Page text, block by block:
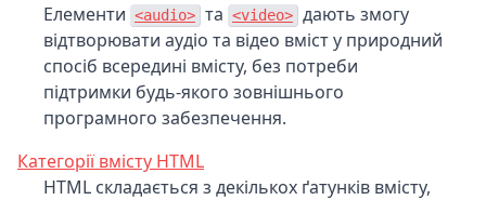
Елементи <audio> та <video> дають змогу
відтворювати аудіо та відео вміст у природний
спосіб всередині вмісту, без потреби
підтримки будь-якого зовнішнього
програмного забезпечення.
Категорії вмісту HTML
HTML складається з декількох ґатунків вмісту,